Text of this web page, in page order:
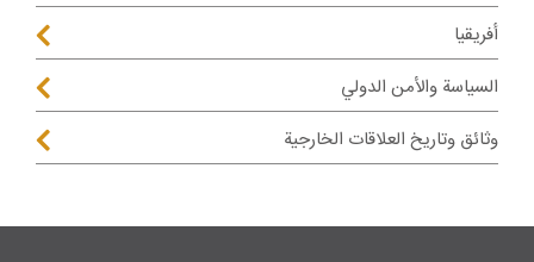
أفريقيا
السياسة والأمن الدولي
وثائق وتاريخ العلاقات الخارجية